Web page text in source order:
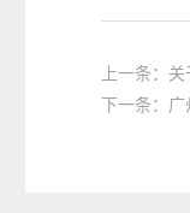
上一条：
下一条：